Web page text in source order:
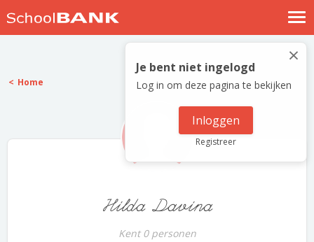
Nostalgische verhalen
Log in
Meld je gratis aan
×
Je bent niet ingelogd
Log in om deze pagina te bekijken
Inloggen
Registreer
Home
Hilda Davina
Kent 0 personen